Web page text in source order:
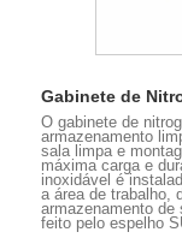
Gabinete de
O gabinete de
armazenamento
sala limpa e
máxima carga e
inoxidável é
a área de trabalho,
armazenamento de
feito pelo espelho